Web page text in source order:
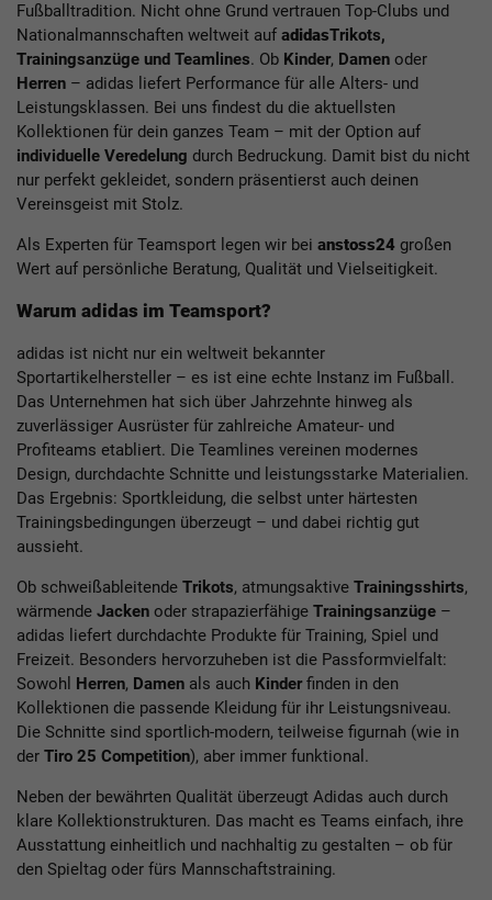
Fußballtradition. Nicht ohne Grund vertrauen Top-Clubs und
Nationalmannschaften weltweit auf adidasTrikots,
Trainingsanzüge und Teamlines. Ob Kinder, Damen oder
Herren – adidas liefert Performance für alle Alters- und
Leistungsklassen. Bei uns findest du die aktuellsten
Kollektionen für dein ganzes Team – mit der Option auf
individuelle Veredelung durch Bedruckung. Damit bist du nicht
nur perfekt gekleidet, sondern präsentierst auch deinen
Vereinsgeist mit Stolz.
Als Experten für Teamsport legen wir bei anstoss24 großen
Wert auf persönliche Beratung, Qualität und Vielseitigkeit.
Warum adidas im Teamsport?
adidas ist nicht nur ein weltweit bekannter
Sportartikelhersteller – es ist eine echte Instanz im Fußball.
Das Unternehmen hat sich über Jahrzehnte hinweg als
zuverlässiger Ausrüster für zahlreiche Amateur- und
Profiteams etabliert. Die Teamlines vereinen modernes
Design, durchdachte Schnitte und leistungsstarke Materialien.
Das Ergebnis: Sportkleidung, die selbst unter härtesten
Trainingsbedingungen überzeugt – und dabei richtig gut
aussieht.
Ob schweißableitende Trikots, atmungsaktive Trainingsshirts,
wärmende Jacken oder strapazierfähige Trainingsanzüge –
adidas liefert durchdachte Produkte für Training, Spiel und
Freizeit. Besonders hervorzuheben ist die Passformvielfalt:
Sowohl Herren, Damen als auch Kinderfinden in den
Kollektionen die passende Kleidung für ihr Leistungsniveau.
Die Schnitte sind sportlich-modern, teilweise figurnah (wie in
der Tiro 25 Competition), aber immer funktional.
Neben der bewährten Qualität überzeugt Adidas auch durch
klare Kollektionstrukturen. Das macht es Teams einfach, ihre
Ausstattung einheitlich und nachhaltig zu gestalten – ob für
den Spieltag oder fürs Mannschaftstraining.